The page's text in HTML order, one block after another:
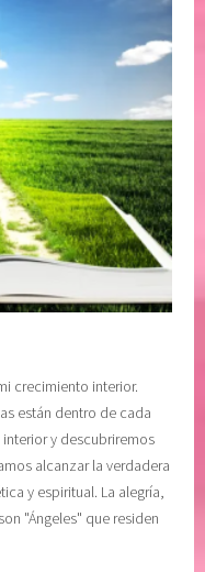
crecimiento interior.
están dentro de cada
y descubriremos
alcanzar la verdadera
y espiritual. La alegría,
"Ángeles" que residen